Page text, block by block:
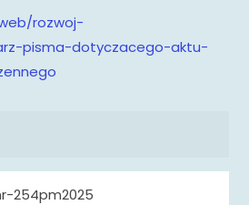
rozwoj-
pisma-dotyczacego-aktu-
254pm2025